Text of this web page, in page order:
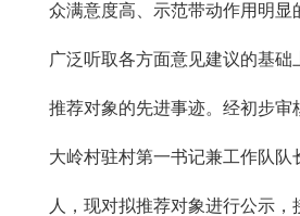
众满意度高、示范带动作用明显
广泛听取各方面意见建议的基础
推荐对象的先进事迹。经初步审
大岭村驻村第一书记兼工作队队
人，现对拟推荐对象进行公示，